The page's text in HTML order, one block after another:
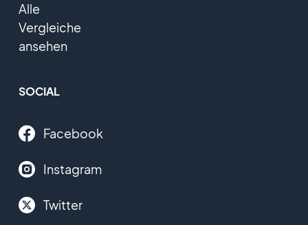
Alle
Vergleiche
ansehen
SOCIAL
Facebook
Instagram
Twitter